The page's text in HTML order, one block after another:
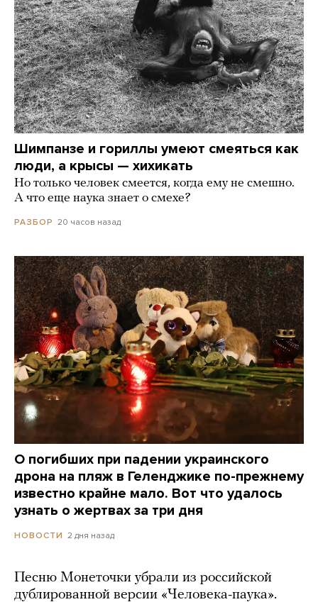
Шимпанзе и гориллы умеют смеяться как
люди, а крысы — хихикать
Но только человек смеется, когда ему не смешно.
А что еще наука знает о смехе?
РАЗБОР 20 часов назад
О погибших при падении украинского
дрона на пляж в Геленджике по-прежнему
известно крайне мало. Вот что удалось
узнать о жертвах за три дня
НОВОСТИ 2 дня назад
Песню Монеточки убрали из российской
дублированной версии «Человека-паука».